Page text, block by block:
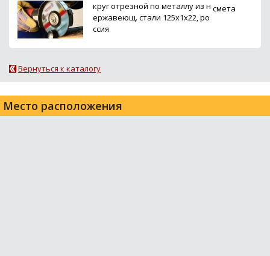
круг отрезной по металлу из н
ержавеющ. стали 125х1х22, ро
ссия
смета
Вернуться к каталогу
Место расположения